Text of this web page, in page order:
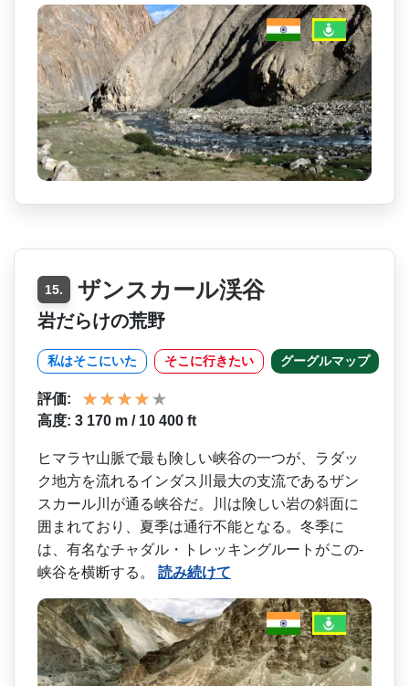
15. ザンスカール渓谷
岩だらけの荒野
私はそこにいた そこに行きたい グーグルマップ
評価:
高度: 3 170 m / 10 400 ft
ヒマラヤ山脈で最も険しい峡­谷の一つが、ラダッ
ク地方を流れるインダス川最大の­支流であるザン
スカール川が通る峡谷だ。川は険しい­岩の斜面に
囲まれており、夏季は通行不能となる。冬­季に
は、有名なチャダル・トレッキングルートがこの­
峡谷を横断する。 読み続けて